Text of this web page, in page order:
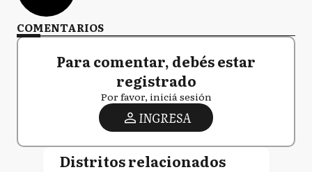
COMENTARIOS
Para comentar, debés estar
registrado
Por favor, iniciá sesión
INGRESA
Distritos relacionados